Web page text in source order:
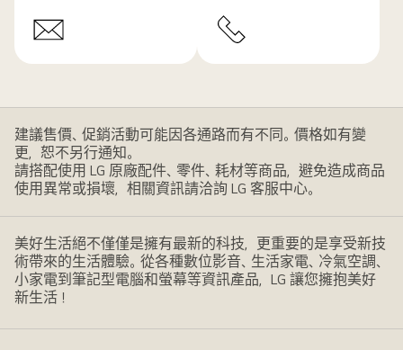
建議售價、促銷活動可能因各通路而有不同。價格如有變
更，恕不另行通知。
請搭配使用 LG 原廠配件、零件、耗材等商品，避免造成商品
使用異常或損壞，相關資訊請洽詢 LG 客服中心。
美好生活絕不僅僅是擁有最新的科技，更重要的是享受新技
術帶來的生活體驗。從各種數位影音、生活家電、冷氣空調、
小家電到筆記型電腦和螢幕等資訊產品，LG 讓您擁抱美好
新生活！